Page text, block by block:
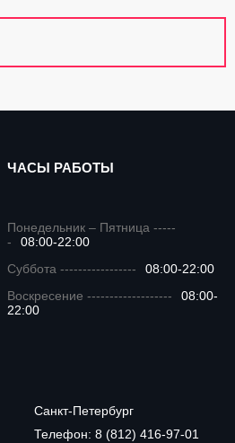
ЧАСЫ РАБОТЫ
Понедельник – Пятница -----
-
08:00-22:00
Суббота -----------------
08:00-22:00
Воскресение -------------------
08:00-
22:00
Санкт-Петербург
Телефон: 8 (812) 416-97-01